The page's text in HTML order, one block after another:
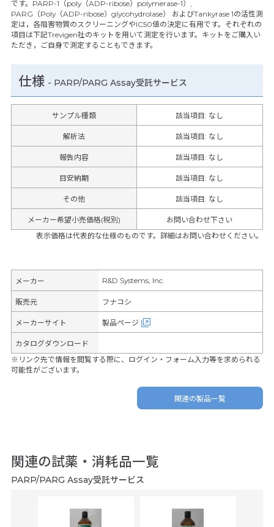
です。PARP-1（poly（ADP-ribose）polymerase-1）,
PARG（Poly（ADP-ribose）glycohydrolase） およびTankyrase 1の活性測
定は，各阻害物質のスクリーニングやIC50値の決定に有用です。それぞれの
項目は下記Trevigen社のキットを用いて測定を行います。キットをご購入い
ただき，ご自身で測定することもできます。
仕様 - PARP/PARG Assay受託サービス
サンプル種類 該当項目: なし
解析法 該当項目: なし
報告内容 該当項目: なし
目安納期 該当項目: なし
その他 該当項目: なし
メーカー希望小売価格(税別)
お問い合わせ下さい
表示価格は代表的な仕様のものです。詳細はお問い合わせください。
メーカー R&D Systems, Inc.
販売元 フナコシ
メーカーサイト 製品ページ
カタログダウンロード
※リンク先で情報を閲覧する際に、ログイン・フォーム入力等を求められる
可能性がございます。
関連の製品一覧
関連の試薬・消耗品一覧
PARP/PARG Assay受託サービス